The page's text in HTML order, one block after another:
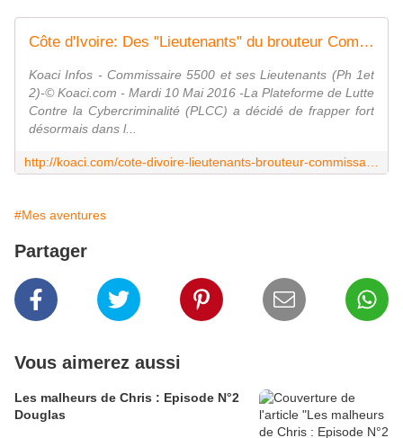
Côte d'Ivoire: Des "Lieutenants" du brouteur Commissaire 5500 mis aux arrêts - Koaci Infos
Koaci Infos - Commissaire 5500 et ses Lieutenants (Ph 1et
2)-© Koaci.com - Mardi 10 Mai 2016 -La Plateforme de Lutte
Contre la Cybercriminalité (PLCC) a décidé de frapper fort
désormais dans l...
#Mes aventures
Partager
Vous aimerez aussi
Les malheurs de Chris : Episode N°2
Douglas